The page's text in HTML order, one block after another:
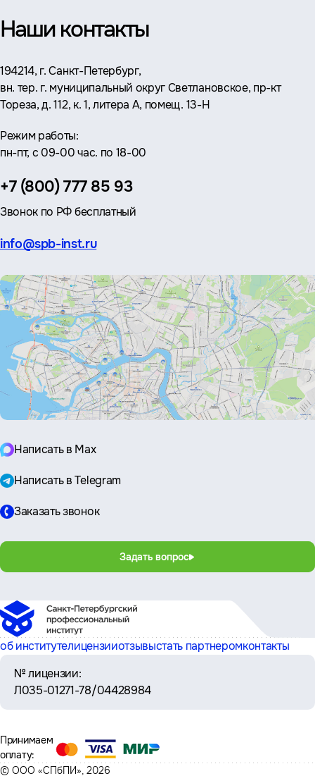
Наши контакты
Адрес:
194214, г. Санкт-Петербург,
вн. тер. г. муниципальный округ Светлановское, пр-кт
Тореза, д. 112, к. 1, литера А, помещ. 13-Н
Режим работы:
пн-пт, с 09-00 час. по 18-00
Телефон:
+7 (800) 777 85 93
Звонок по РФ бесплатный
Эл.
info@spb-inst.ru
Написать в Max
Написать в Telegram
Заказать звонок
Задать вопрос
об институтелицензииотзывыстать партнеромконтакты
№ лицензии:
Л035-01271-78/04428984
© ООО «СПбПИ», 2026
Принимаем
оплату: